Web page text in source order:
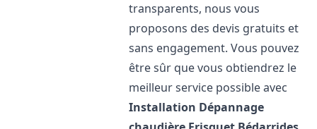
transparents, nous vous
proposons des devis gratuits et
sans engagement. Vous pouvez
être sûr que vous obtiendrez le
meilleur service possible avec
Installation Dépannage